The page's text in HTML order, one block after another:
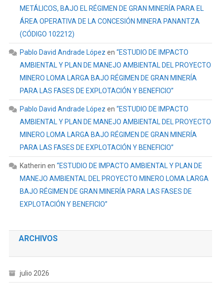
METÁLICOS, BAJO EL RÉGIMEN DE GRAN MINERÍA PARA EL
ÁREA OPERATIVA DE LA CONCESIÓN MINERA PANANTZA
(CÓDIGO 102212)
Pablo David Andrade López en “ESTUDIO DE IMPACTO
AMBIENTAL Y PLAN DE MANEJO AMBIENTAL DEL PROYECTO
MINERO LOMA LARGA BAJO RÉGIMEN DE GRAN MINERÍA
PARA LAS FASES DE EXPLOTACIÓN Y BENEFICIO”
Pablo David Andrade López en “ESTUDIO DE IMPACTO
AMBIENTAL Y PLAN DE MANEJO AMBIENTAL DEL PROYECTO
MINERO LOMA LARGA BAJO RÉGIMEN DE GRAN MINERÍA
PARA LAS FASES DE EXPLOTACIÓN Y BENEFICIO”
Katherin en “ESTUDIO DE IMPACTO AMBIENTAL Y PLAN DE
MANEJO AMBIENTAL DEL PROYECTO MINERO LOMA LARGA
BAJO RÉGIMEN DE GRAN MINERÍA PARA LAS FASES DE
EXPLOTACIÓN Y BENEFICIO”
ARCHIVOS
julio 2026